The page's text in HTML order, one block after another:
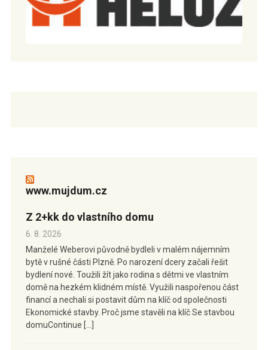
www.mujdum.cz
Z 2+kk do vlastního domu
6. 8. 2026
Manželé Weberovi původně bydleli v malém nájemním
bytě v rušné části Plzně. Po narození dcery začali řešit
bydlení nové. Toužili žít jako rodina s dětmi ve vlastním
domě na hezkém klidném místě. Využili naspořenou část
financí a nechali si postavit dům na klíč od společnosti
Ekonomické stavby. Proč jsme stavěli na klíč Se stavbou
domuContinue […]